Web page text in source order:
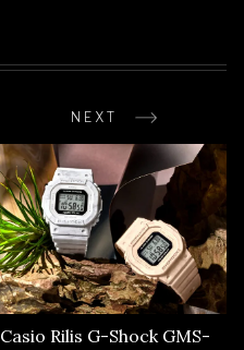
NEXT
Casio Rilis G-Shock GMS-